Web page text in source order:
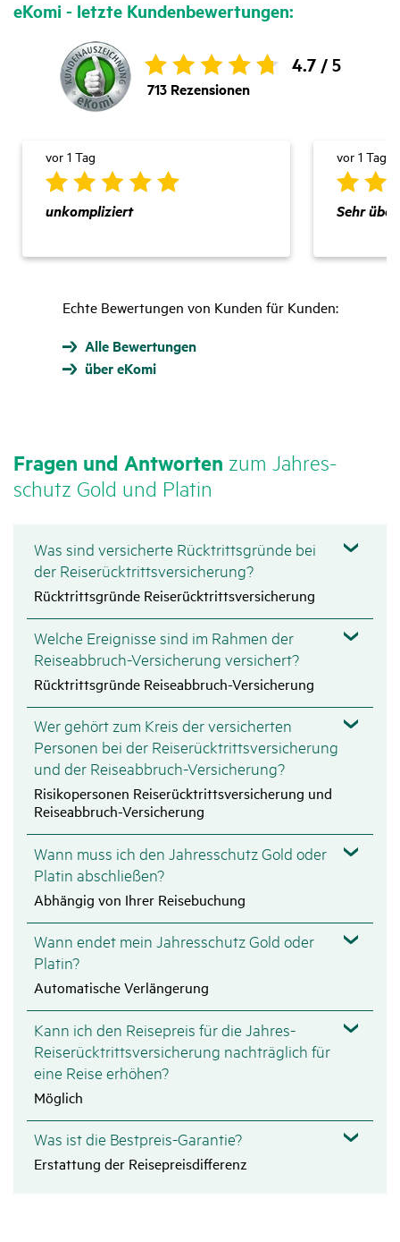
eKomi - letzte Kunden­be­wer­tungen:
vor 1 Tag
unkompliziert
vor 1 Tag
Sehr
4.7 /5
713 Rezensionen
Echte Bewertungen von Kunden für Kunden:
Alle Bewertungen
über eKomi
Fragen und Antworten zum Jahres­
schutz Gold und Platin
Was sind versicherte Rücktrittsgründe bei
der Reiserücktrittsversicherung?
Rücktrittsgründe Reiserücktrittsversicherung
Welche Ereignisse sind im Rahmen der
Reiseabbruch-Versicherung versichert?
Rücktrittsgründe Reiseabbruch-Versicherung
Wer gehört zum Kreis der versicherten
Personen bei der Reiserücktrittsversicherung
und der Reiseabbruch-Versicherung?
Risikopersonen Reiserücktrittsversicherung und
Reiseabbruch-Versicherung
Wann muss ich den Jahresschutz Gold oder
Platin abschließen?
Abhängig von Ihrer Reisebuchung
Wann endet mein Jahresschutz Gold oder
Platin?
Automatische Verlängerung
Kann ich den Reisepreis für die Jahres-
Reiserücktrittsversicherung nachträglich für
eine Reise erhöhen?
Möglich
Was ist die Bestpreis-Garantie?
Erstattung der Reisepreisdifferenz